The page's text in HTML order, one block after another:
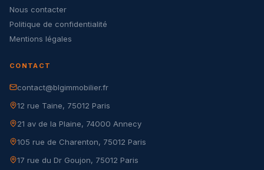
Nous contacter
Politique de confidentialité
Mentions légales
CONTACT
contact@blgimmobilier.fr
12 rue Taine, 75012 Paris
21 av de la Plaine, 74000 Annecy
105 rue de Charenton, 75012 Paris
17 rue du Dr Goujon, 75012 Paris